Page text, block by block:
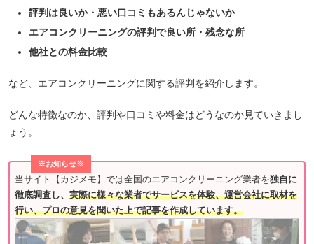
評判は良いか・悪い口コミもあるんじゃないか
エアコンクリーニングの評判で良い所・残念な所
他社との料金比較
など、エアコンクリーニングに関する評判を紹介します。
どんな特徴なのか、評判や口コミや料金はどうなのか見ていきまし
ょう。
※お知らせ※
当サイト【カジメモ】では全国のエアコンクリーニング業者を独自に
徹底調査し、 実際に様々な業者でサービスを体験、運営会社に取材を
行い、プロの意見を聞いた上で記事を作成しています。